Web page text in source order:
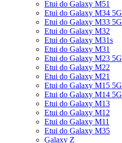
Etui do Galaxy M51
Etui do Galaxy M34 5G
Etui do Galaxy M33 5G
Etui do Galaxy M32
Etui do Galaxy M31s
Etui do Galaxy M31
Etui do Galaxy M23 5G
Etui do Galaxy M22
Etui do Galaxy M21
Etui do Galaxy M15 5G
Etui do Galaxy M14 5G
Etui do Galaxy M13
Etui do Galaxy M12
Etui do Galaxy M11
Etui do Galaxy M35
Galaxy Z